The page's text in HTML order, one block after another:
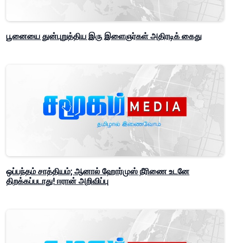
பூனையை துன்புறுத்திய இரு இளைஞர்கள் அதிரடிக் கைது
ஒப்பந்தம் சாத்தியம்; ஆனால் ஹோர்முஸ் நீரிணை உடனே
திறக்கப்படாது! ஈரான் அறிவிப்பு